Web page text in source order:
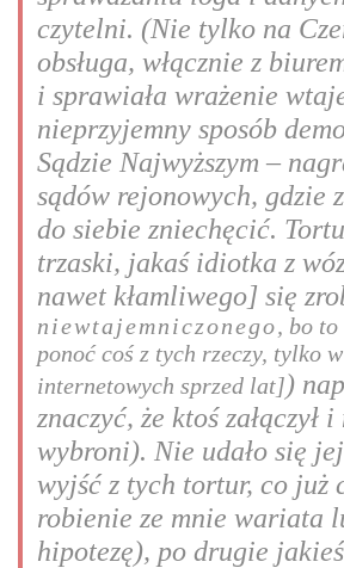
czytelni. (Nie tylko na
obsługa, włącznie z
i sprawiała wrażenie
nieprzyjemny sposób
Sądzie Najwyższym –
sądów rejonowych, gdzie
do siebie zniechęcić.
trzaski, jakaś idiotka z
nawet kłamliwego] się
niewtajemniczonego, bo
ponoć coś z tych rzeczy, tylko
internetowych sprzed lat])
znaczyć, że ktoś
wybroni). Nie udało się
wyjść z tych tortur, co już
robienie ze mnie wariata
hipotezę), po drugie